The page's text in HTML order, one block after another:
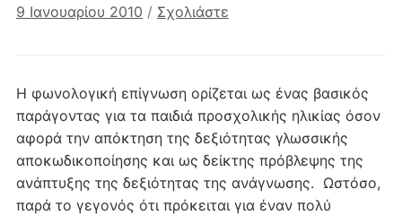
9 Ιανουαρίου 2010 / Σχολιάστε
Η φωνολογική επίγνωση ορίζεται ως ένας βασικός
παράγοντας για τα παιδιά προσχολικής ηλικίας όσον
αφορά την απόκτηση της δεξιότητας γλωσσικής
αποκωδικοποίησης και ως δείκτης πρόβλεψης της
ανάπτυξης της δεξιότητας της ανάγνωσης. Ωστόσο,
παρά το γεγονός ότι πρόκειται για έναν πολύ